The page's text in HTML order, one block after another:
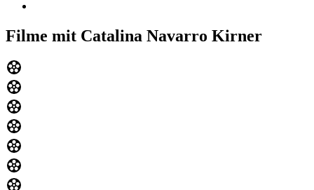
Filme mit Catalina Navarro Kirner